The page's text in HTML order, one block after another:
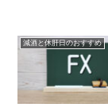
減酒と休肝日のおすすめ